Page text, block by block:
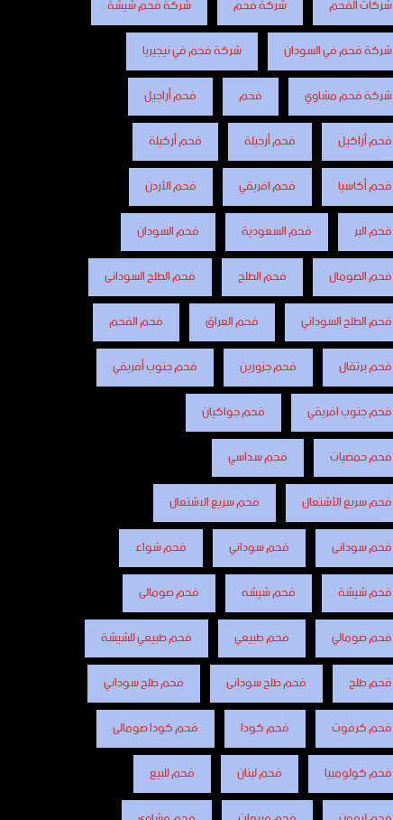
شركات الفحم
شركة فحم
شركة فحم شيشة
شركة فحم في السودان
شركة فحم في نيجيريا
شركة فحم مشاوي
فحم
فحم أراجيل
فحم أراكيل
فحم أرجيلة
فحم أركيلة
فحم أكاسيا
فحم افريقي
فحم الأردن
فحم البر
فحم السعودية
فحم السودان
فحم الصومال
فحم الطلح
فحم الطلح السودانى
فحم الطلح السوداني
فحم العراق
فحم الفحم
فحم برتقال
فحم جزورين
فحم جنوب أفريقي
فحم جنوب افريقي
فحم جواكيان
فحم حمضيات
فحم سداسي
فحم سريع الأشتعال
فحم سريع الاشتعال
فحم سودانى
فحم سوداني
فحم شواء
فحم شيشة
فحم شيشه
فحم صومالى
فحم صومالي
فحم طبيعي
فحم طبيعي للشيشة
فحم طلح
فحم طلح سودانى
فحم طلح سوداني
فحم كرفوت
فحم كودا
فحم كودا صومالى
فحم كولومبيا
فحم لبنان
فحم للبيع